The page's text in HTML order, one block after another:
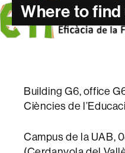
Where to find
Building G6, office
Ciències de
Campus de la UAB,